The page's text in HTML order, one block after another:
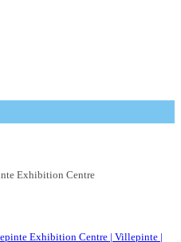
Exhibition Centre